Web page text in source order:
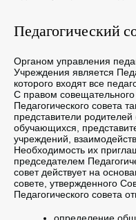
Педагогический
Органом управления
Учреждения является
которого входят все
С правом
Педагогического совета
представители
обучающихся,
учреждений,
Необходимость их
председателем
совет действует на
совете, утвержденного
Педагогического совета